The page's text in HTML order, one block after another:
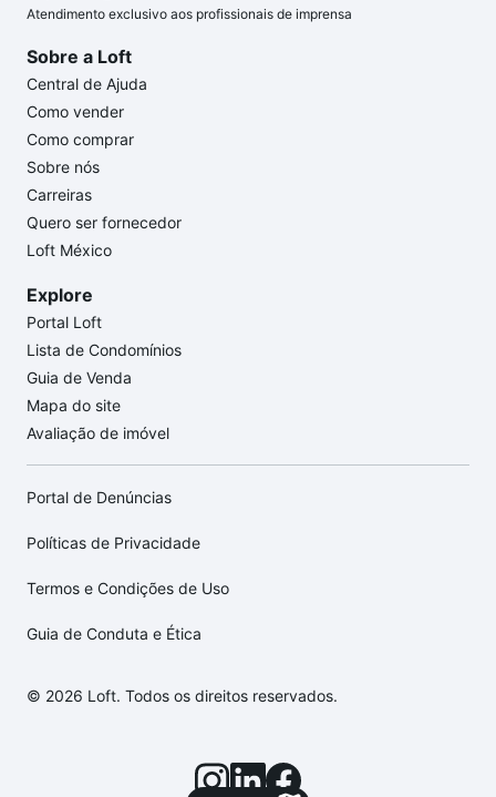
Atendimento exclusivo aos profissionais de imprensa
Sobre a Loft
Central de Ajuda
Como vender
Como comprar
Sobre nós
Carreiras
Quero ser fornecedor
Loft México
Explore
Portal Loft
Lista de Condomínios
Guia de Venda
Mapa do site
Avaliação de imóvel
Portal de Denúncias
Políticas de Privacidade
Termos e Condições de Uso
Guia de Conduta e Ética
© 2026 Loft. Todos os direitos reservados.